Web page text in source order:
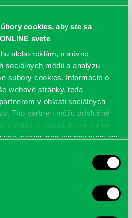
cookies, aby ste sa
svete
alebo reklám, správne
sociálnych médií a analýzu
súbory cookies. Informácie o
webové stránky, teda
v oblasti sociálnych
Títo partneri môžu príslušné
s ďalšími údajmi, ktoré ste im
vás získali, keď ste používali ich